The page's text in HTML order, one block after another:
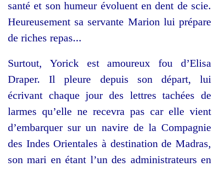
santé et son humeur évoluent en dent de scie.
Heureusement sa servante Marion lui prépare
de riches repas...
Surtout, Yorick est amoureux fou d’Elisa
Draper. Il pleure depuis son départ, lui
écrivant chaque jour des lettres tachées de
larmes qu’elle ne recevra pas car elle vient
d’embarquer sur un navire de la Compagnie
des Indes Orientales à destination de Madras,
son mari en étant l’un des administrateurs en